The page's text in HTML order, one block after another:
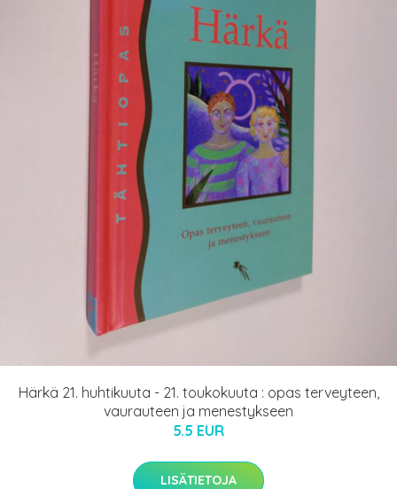
Härkä 21. huhtikuuta - 21. toukokuuta : opas terveyteen,
vaurauteen ja menestykseen
5.5 EUR
LISÄTIETOJA